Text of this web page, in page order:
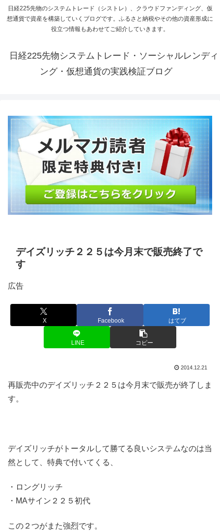
日経225先物のシステムトレード（シストレ）、クラウドファンディング、仮
想通貨で資産を構築していくブログです。ふるさと納税やその他の資産形成に
役立つ情報もあわせてご紹介していきます。
日経225先物システムトレード・ソーシャルレンディ
ング・仮想通貨の実践検証ブログ
デイズリッチ２２５は今月末で販売終了で
す
広告
X Facebook はてブ
LINE コピー
2014.12.21
再販売中のデイズリッチ２２５は今月末で販売が終了しま
す。
デイズリッチがトータルして勝てる良いシステムなのは当
然として、特典で付いてくる、
・ロングリッチ
・MAサイン２２５初代
この２つがまた強烈です。